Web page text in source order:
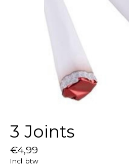
3 Joints
€4,99
Incl. btw